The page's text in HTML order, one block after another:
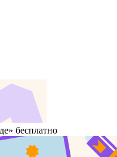
бесплатно